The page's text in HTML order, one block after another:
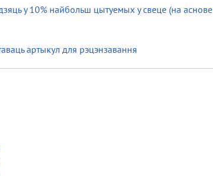
у 10% найбольш цытуемых у свеце (на аснове
артыкул для рэцэнзавання